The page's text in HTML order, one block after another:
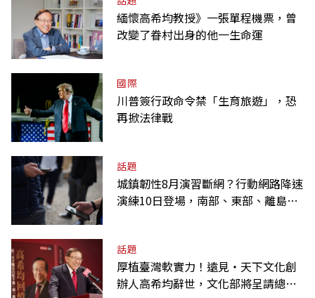
緬懷高希均教授》一張單程機票，曾
改變了眷村出身的他一生命運
國際
川普簽行政命令禁「生育旅遊」，恐
再掀法律戰
話題
城鎮韌性8月演習斷網？行動網路降速
演練10日登場，南部、東部、離島為
話題
厚植臺灣軟實力！遠見‧天下文化創
辦人高希均辭世，文化部將呈請總統